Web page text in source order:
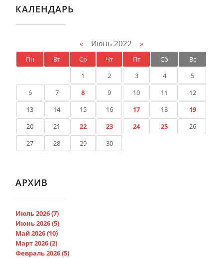
КАЛЕНДАРЬ
«Июнь 2022 »
Пн Вт Ср Чт Пт Сб
Вс
1
2 3 4
5
6
7 8 9 10 11
12
13
14 15 16 17 18
19
20
21 22 23 24 25
26
27
28 29 30
АРХИВ
Июль 2026 (7)
Июнь 2026 (5)
Май 2026 (10)
Март 2026 (2)
Февраль 2026 (5)